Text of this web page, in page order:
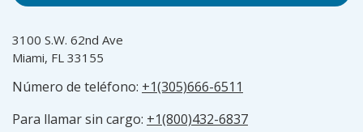
3100 S.W. 62nd Ave
Miami, FL 33155
Número de teléfono: +1(305)666-6511
Para llamar sin cargo: +1(800)432-6837